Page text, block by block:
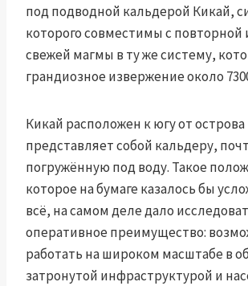
под подводной кальдерой Кикай,
которого совместимы с
свежей магмы в ту же систему,
грандиозное извержение около
Кикай расположен к югу от
представляет собой кальдеру,
погружённую под воду. Такое
которое на бумаге казалось бы
всё, на самом деле дало
оперативное преимущество:
работать на широком масштабе в
затронутой инфраструктурой и